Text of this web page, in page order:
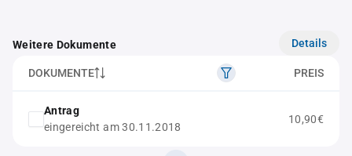
Weitere Dokumente Details
DOKUMENTE PREIS
Antrag
eingereicht am 30.11.2018
10,90€